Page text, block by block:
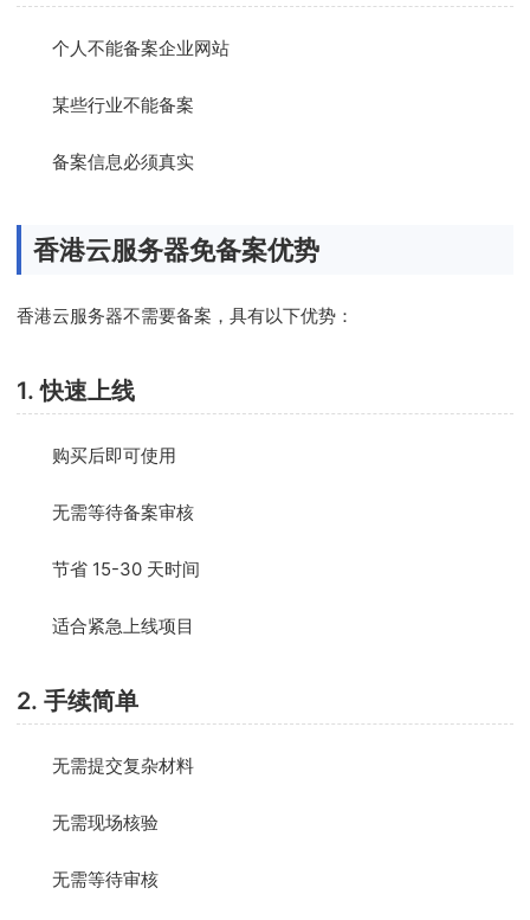
个人不能备案企业网站
某些行业不能备案
备案信息必须真实
香港云服务器免备案优势
香港云服务器不需要备案，具有以下优势：
1. 快速上线
购买后即可使用
无需等待备案审核
节省 15-30 天时间
适合紧急上线项目
2. 手续简单
无需提交复杂材料
无需现场核验
无需等待审核